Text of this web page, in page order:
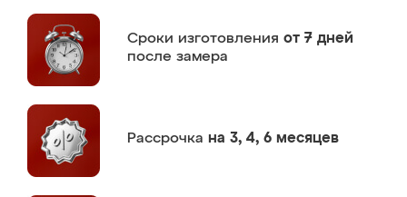
Сроки изготовления от 7 дней
после замера
Рассрочка на 3, 4, 6 месяцев